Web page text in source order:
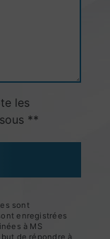
les
**
sont
enregistrées
à MS
de répondre à